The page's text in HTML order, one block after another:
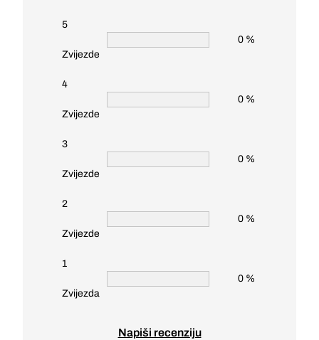
5
Zvijezde
0 %
4
Zvijezde
0 %
3
Zvijezde
0 %
2
Zvijezde
0 %
1
Zvijezda
0 %
Napiši recenziju